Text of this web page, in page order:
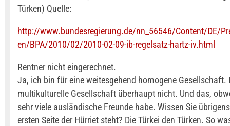
Türken) Quelle:
http://www.bundesregierung.de/nn_56546/Content/DE/
en/BPA/2010/02/2010-02-09-ib-regelsatz-hartz-iv.html
Rentner nicht eingerechnet.
Ja, ich bin für eine weitesgehend homogene Gesellschaft.
multikulturelle Gesellschaft überhaupt nicht. Und das,
sehr viele ausländische Freunde habe. Wissen Sie
ersten Seite der Hürriet steht? Die Türkei den Türken. So